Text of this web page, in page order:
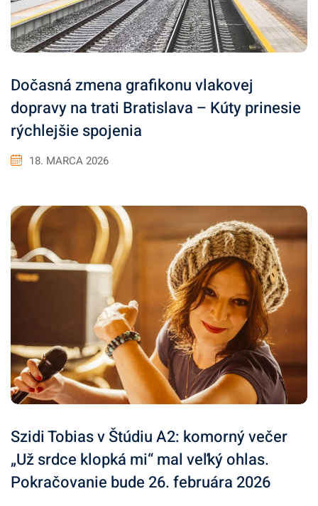
Dočasná zmena grafikonu vlakovej
dopravy na trati Bratislava – Kúty prinesie
rýchlejšie spojenia
18. MARCA 2026
Szidi Tobias v Štúdiu A2: komorný večer
„Už srdce klopká mi“ mal veľký ohlas.
Pokračovanie bude 26. februára 2026